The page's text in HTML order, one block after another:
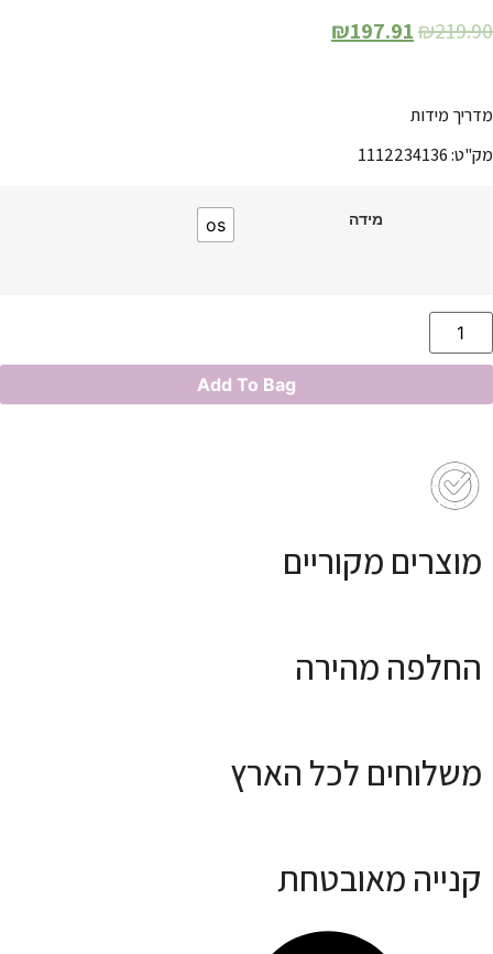
₪219.90
₪197.91
מדריך מידות
מק"ט: 1112234136
מידה os
Add To Bag
מוצרים מקוריים
החלפה מהירה
משלוחים לכל הארץ
קנייה מאובטחת